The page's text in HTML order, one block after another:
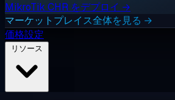
MikroTik CHR をデプロイ →
マーケットプレイス全体を見る →
価格設定